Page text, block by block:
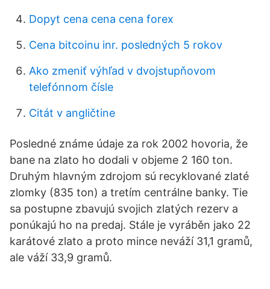
Dopyt cena cena cena forex
Cena bitcoinu inr. posledných 5 rokov
Ako zmeniť výhľad v dvojstupňovom
telefónnom čísle
Citát v angličtine
Posledné známe údaje za rok 2002 hovoria, že
bane na zlato ho dodali v objeme 2 160 ton.
Druhým hlavným zdrojom sú recyklované zlaté
zlomky (835 ton) a tretím centrálne banky. Tie
sa postupne zbavujú svojich zlatých rezerv a
ponúkajú ho na predaj. Stále je vyráběn jako 22
karátové zlato a proto mince neváží 31,1 gramů,
ale váží 33,9 gramů.